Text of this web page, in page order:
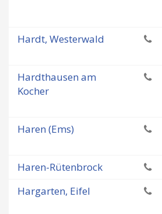
Hardt, Westerwald
Hardthausen am
Kocher
Haren (Ems)
Haren-Rütenbrock
Hargarten, Eifel